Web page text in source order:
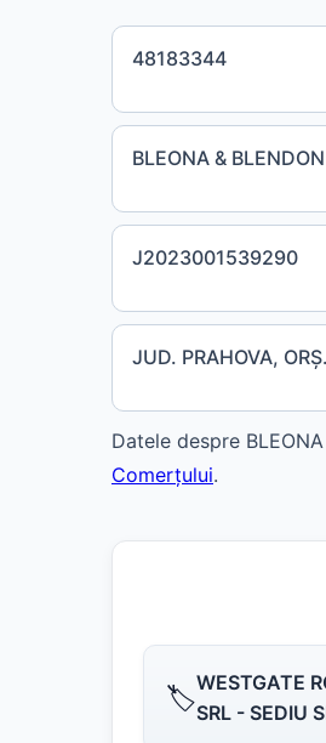
48183344
BLEONA &
J2023001539290
JUD. PRAHOVA,
Datele despre
Comerțului.
🏷️WESTGATE
SRL - SEDIU